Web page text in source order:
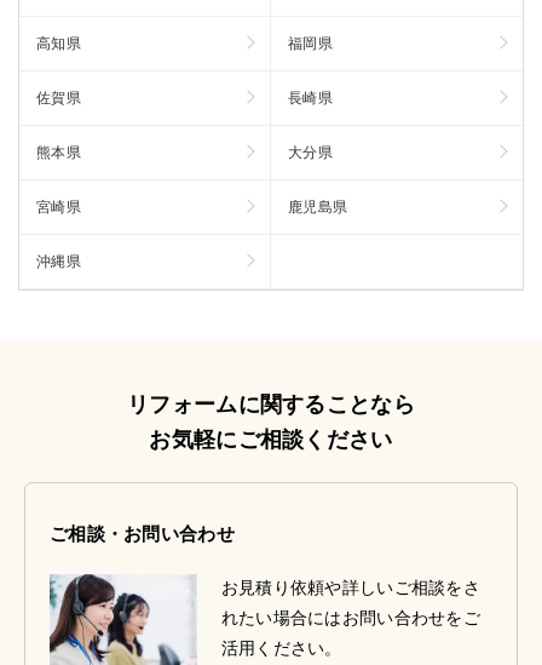
高知県 福岡県
佐賀県 長崎県
熊本県 大分県
宮崎県 鹿児島県
沖縄県
リフォームに関することなら
お気軽にご相談ください
ご相談・お問い合わせ
お見積り依頼や詳しいご相談をさ
れたい場合にはお問い合わせをご
活用ください。